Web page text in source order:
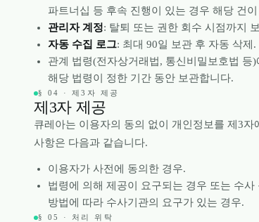
파트너십 등 후속 진행이 있는 경우 해당 건
관리자 계정: 탈퇴 또는 권한 회수 시점까지
자동 수집 로그: 최대 90일 보관 후 자동 삭제.
관계 법령(전자상거래법, 통신비밀보호법 등
해당 법령이 정한 기간 동안 보관합니다.
§ 04 · 제3자 제공
제3자 제공
큐레아는 이용자의 동의 없이 개인정보를 제3자
사항은 다음과 같습니다.
이용자가 사전에 동의한 경우.
법령에 의해 제공이 요구되는 경우 또는 수
방법에 따라 수사기관의 요구가 있는 경우.
§ 05 · 처리 위탁